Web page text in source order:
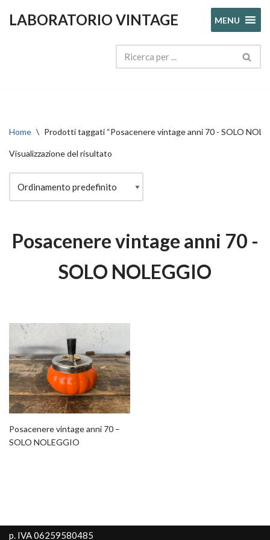
LABORATORIO VINTAGE MENU
Home \ Prodotti taggati “Posacenere vintage anni 70 - SOLO
Visualizzazione del risultato
Posacenere vintage anni 70 -
SOLO NOLEGGIO
Posacenere vintage anni 70 –
SOLO NOLEGGIO
p. IVA 06259580485